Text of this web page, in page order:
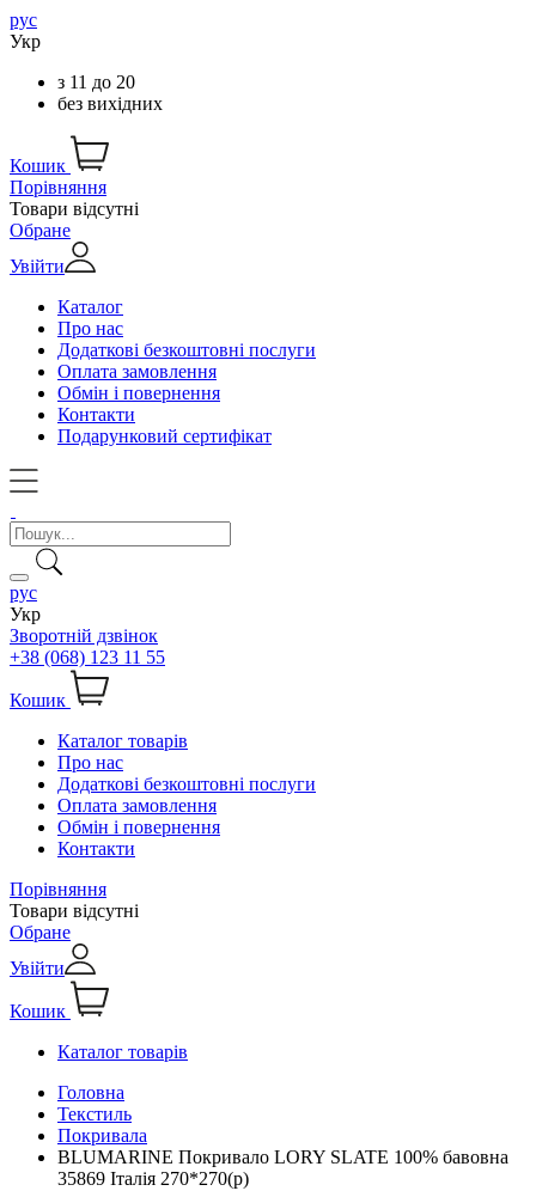
рус
Укр
з 11 до 20
без вихідних
Кошик
Порівняння
Товари відсутні
Обране
Увійти
Каталог
Про нас
Додаткові безкоштовні послуги
Оплата замовлення
Обмін і повернення
Контакти
Подарунковий сертифікат
рус
Укр
Зворотній дзвінок
+38 (068) 123 11 55
Кошик
Каталог товарів
Про нас
Додаткові безкоштовні послуги
Оплата замовлення
Обмін і повернення
Контакти
Порівняння
Товари відсутні
Обране
Увійти
Кошик
Каталог товарів
Головна
Текстиль
Покривала
BLUMARINE Покривало LORY SLATE 100% бавовна
35869 Італія 270*270(р)